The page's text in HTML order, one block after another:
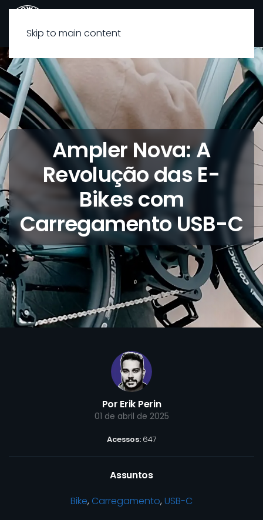
Skip to main content
Ampler Nova: A
Revolução das E-
Bikes com
Carregamento USB-C
Por Erik Perin
01 de abril de 2025
Acessos: 647
Assuntos
Bike, Carregamento, USB-C